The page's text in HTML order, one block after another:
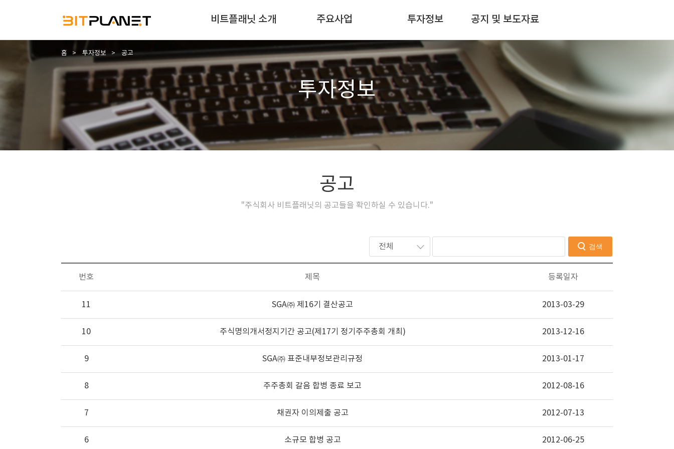
비트플래닛 소개
회사소개
인사말
주요연혁
인재채용
오시는길
주요사업
SI사업
인프라사
업
DAT사업
투자정보
공 고
공지 및 보도자료
홈 투자정보 공고
투자정보
공고
"주식회사 비트플래닛의 공고들을 확인하실 수 있습니다."
전체 검색
번호 제목 등록일자
11 SGA㈜ 제16기 결산공고 2013-03-29
10 주식명의개서정지기간 공고(제17기 정기주주총회 개최) 2013-12-16
9 SGA㈜ 표준내부정보관리규정 2013-01-17
8 주주총회 갈음 합병 종료 보고 2012-08-16
7 채권자 이의제출 공고 2012-07-13
6 소규모 합병 공고 2012-06-25